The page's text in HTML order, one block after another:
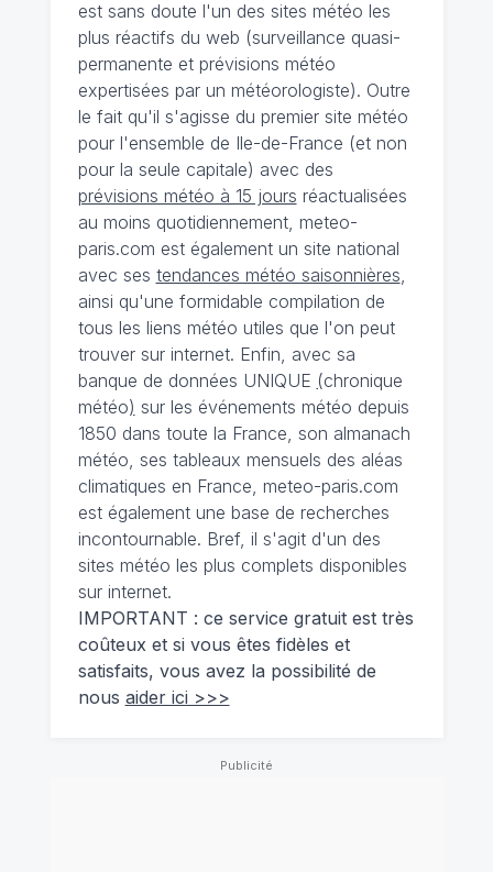
est sans doute l'un des sites météo les
plus réactifs du web (surveillance quasi-
permanente et prévisions météo
expertisées par un météorologiste). Outre
le fait qu'il s'agisse du premier site météo
pour l'ensemble de Ile-de-France (et non
pour la seule capitale) avec des
prévisions météo à 15 jours réactualisées
au moins quotidiennement, meteo-
paris.com est également un site national
avec ses tendances météo saisonnières,
ainsi qu'une formidable compilation de
tous les liens météo utiles que l'on peut
trouver sur internet. Enfin, avec sa
banque de données UNIQUE (chronique
météo) sur les événements météo depuis
1850 dans toute la France, son almanach
météo, ses tableaux mensuels des aléas
climatiques en France, meteo-paris.com
est également une base de recherches
incontournable. Bref, il s'agit d'un des
sites météo les plus complets disponibles
sur internet.
IMPORTANT : ce service gratuit est très
coûteux et si vous êtes fidèles et
satisfaits, vous avez la possibilité de
nous aider ici >>>